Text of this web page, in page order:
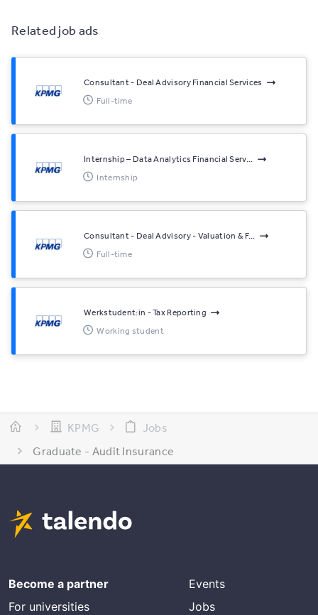
Related job ads
Consultant - Deal Advisory Financial Services
Full-time
Internship – Data Analytics Financial Serv...
Internship
Consultant - Deal Advisory - Valuation & F...
Full-time
Werkstudent:in - Tax Reporting
Working student
KPMG
Jobs
Graduate - Audit Insurance
Become a partner
For universities
Events
Jobs